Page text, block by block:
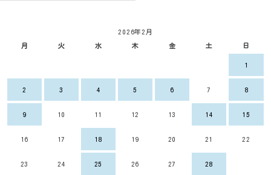
2026年2月
月 火 水 木 金 土 日
1
2 3 4 5 6 7 8
9 10 11 12 13 14 15
16 17 18 19 20 21 22
23 24 25 26 27 28